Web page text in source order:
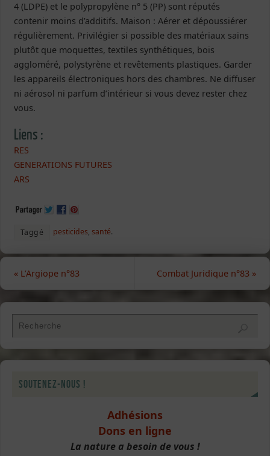
4 (LDPE) et le polypropylène n° 5 (PP) sont réputés
contenir moins d’additifs. Maison : Aérer et dépoussiérer
régulièrement. Privilégier si possible des matériaux sains
plutôt que moquettes, textiles synthétiques, bois
aggloméré, polystyrène et revêtements plastiques. Garder
les appareils électroniques hors des chambres. Ne diffuser
ni aérosol ni parfum d’intérieur si vous devez rester chez
vous.
Liens :
RES
GENERATIONS FUTURES
ARS
Taggé pesticides, santé.
«L’Argiope n°83 Combat Juridique n°83 »
Soutenez-nous !
Adhésions
Dons en ligne
La nature a besoin de vous !